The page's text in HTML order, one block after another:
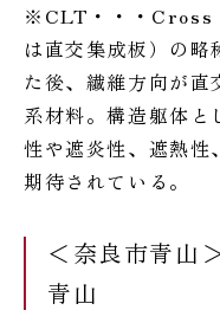
※CLT・・・
は直交集成板）の
た後、繊維方向が
系材料。構造躯体
性や遮炎性、遮熱性
期待されている。
＜奈良市青山
青山